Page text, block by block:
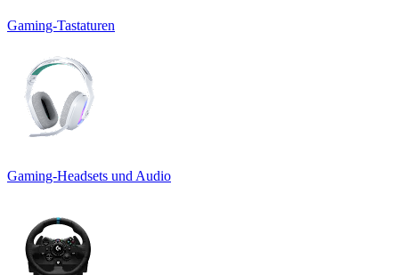
Gaming-Tastaturen
Gaming-Headsets und Audio